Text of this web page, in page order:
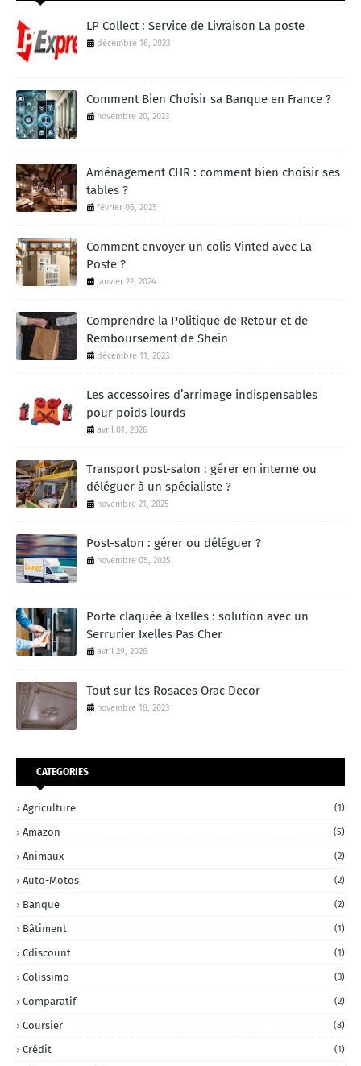
LP Collect : Service de Livraison La poste
décembre 16, 2023
Comment Bien Choisir sa Banque en France ?
novembre 20, 2023
Aménagement CHR : comment bien choisir ses
tables ?
février 06, 2025
Comment envoyer un colis Vinted avec La
Poste ?
janvier 22, 2024
Comprendre la Politique de Retour et de
Remboursement de Shein
décembre 11, 2023
Les accessoires d’arrimage indispensables
pour poids lourds
avril 01, 2026
Transport post-salon : gérer en interne ou
déléguer à un spécialiste ?
novembre 21, 2025
Post-salon : gérer ou déléguer ?
novembre 05, 2025
Porte claquée à Ixelles : solution avec un
Serrurier Ixelles Pas Cher
avril 29, 2026
Tout sur les Rosaces Orac Decor
novembre 18, 2023
CATEGORIES
Agriculture (1)
Amazon (5)
Animaux (2)
Auto-Motos (2)
Banque (2)
Bâtiment (1)
Cdiscount (1)
Colissimo (3)
Comparatif (2)
Coursier (8)
Crédit (1)